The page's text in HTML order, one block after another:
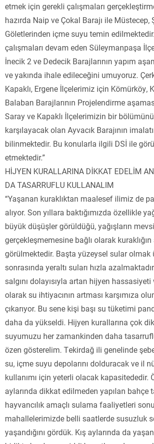
etmek için gerekli çalışmaları
hazırda Naip ve Çokal Barajı ile
Göletlerinden içme suyu temin
çalışmaları devam eden Süleymanpaşa
İnecik 2 ve Dedecik Barajlarının yapım
ve yakında ihale edileceğini umuyoruz.
Kapaklı, Ergene İlçelerimiz için Kömürköy,
Balaban Barajlarının Projelendirme
Saray ve Kapaklı İlçelerimizin bir
karşılayacak olan Ayvacık Barajının
bilinmektedir. Bu konularla ilgili DSİ ile
etmektedir.”
HİJYEN KURALLARINA DİKKAT EDELİM
DA TASARRUFLU KULLANALIM
“Yaşanan kuraklıktan maalesef ilimiz de
alıyor. Son yıllara baktığımızda özellikle
büyük düşüşler görüldüğü, yağışların
gerçekleşmemesine bağlı olarak kuraklığın
görülmektedir. Başta yüzeysel sular olmak
sonrasında yeraltı suları hızla
salgını dolayısıyla artan hijyen hassasiyeti
olarak su ihtiyacının artması karşımıza
çıkarıyor. Bu sene kişi başı su tüketimi
daha da yükseldi. Hijyen kurallarına çok
suyumuzu her zamankinden daha
özen gösterelim. Tekirdağ ili genelinde
su, içme suyu depolarını dolduracak ve il
kullanımı için yeterli olacak kapasitededir.
aylarında dikkat edilmeden yapılan bahçe
hayvancılık amaçlı sulama faaliyetleri
mahallelerimizde belli saatlerde susuzluk
yaşandığını gördük. Kış aylarında da